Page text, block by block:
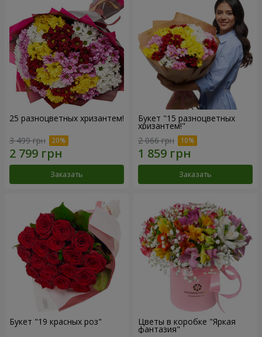
25 разноцветных хризантем!
3 499 грн
Заказать
Букет "15 разноцветных
хризантем!"
2 066 грн
Заказать
Букет "19 красных роз" Цветы в коробке "Яркая
фантазия"